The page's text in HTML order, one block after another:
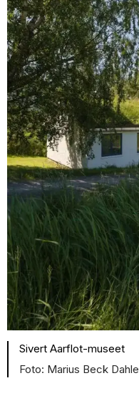
Sivert Aarflot-museet
Marius Beck Dahle